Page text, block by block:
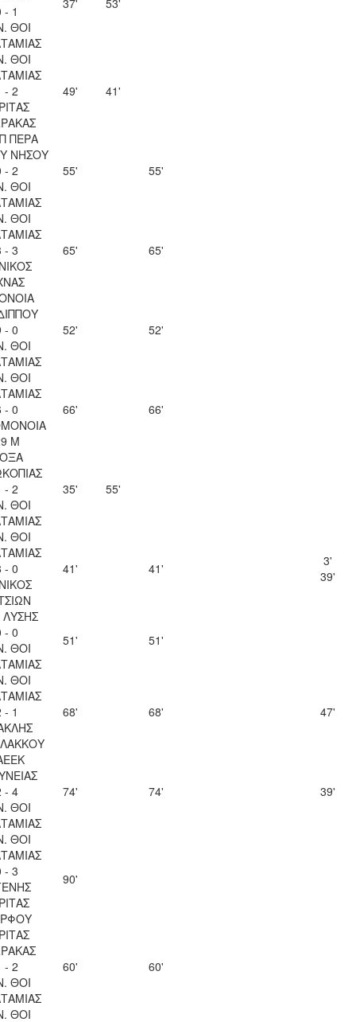
- 1
ΘΟΙ
37' 53'
ΘΟΙ
- 2
49' 41'
ΠΕΡΑ
ΝΗΣΟΥ
- 2
ΘΟΙ
55' 55'
ΘΟΙ
- 3
65' 65'
- 0
ΘΟΙ
52' 52'
ΘΟΙ
- 0
Μ
66' 66'
- 2
ΘΟΙ
35' 55'
ΘΟΙ
- 0
41' 41'
3'
39'
ΛΥΣΗΣ
- 0
ΘΟΙ
51' 51'
ΘΟΙ
- 1
68' 68' 47'
- 4
ΘΟΙ
74' 74' 39'
ΘΟΙ
- 3
90'
- 2
ΘΟΙ
60' 60'
ΘΟΙ